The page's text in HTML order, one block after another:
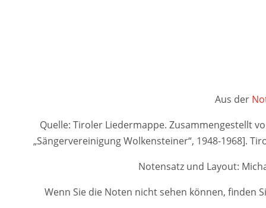
Aus der
Quelle: Tiroler Liedermappe. Zusammengestellt
„Sängervereinigung Wolkensteiner“, 1948-1968].
Notensatz und Layout:
Wenn Sie die Noten nicht sehen können, finden